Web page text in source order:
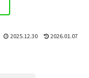
2025.12.30 2026.01.07